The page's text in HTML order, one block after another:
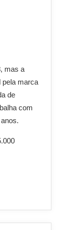
mas a
pela marca
de
com